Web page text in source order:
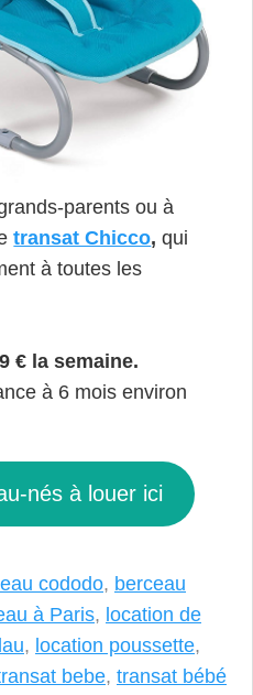
parents ou à
transat Chicco,qui
à toutes les
€ la semaine.
à 6 mois environ
nés à louer ici
cododo, berceau
à Paris, location de
, location poussette,
bebe, transat bébé